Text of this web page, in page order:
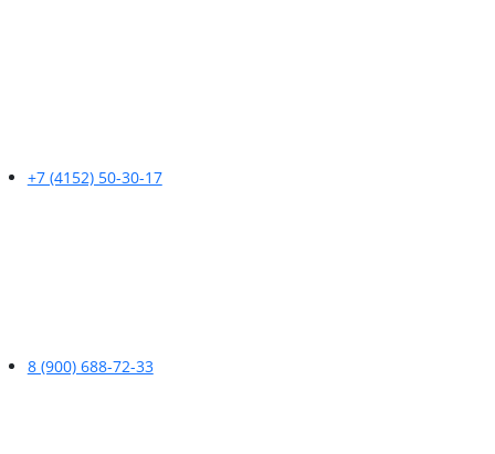
+7 (4152) 50-30-17
8 (900) 688-72-33